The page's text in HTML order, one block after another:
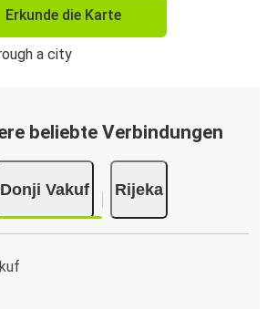
Erkunde die Karte
beliebte Verbindungen
Donji Vakuf Rijeka